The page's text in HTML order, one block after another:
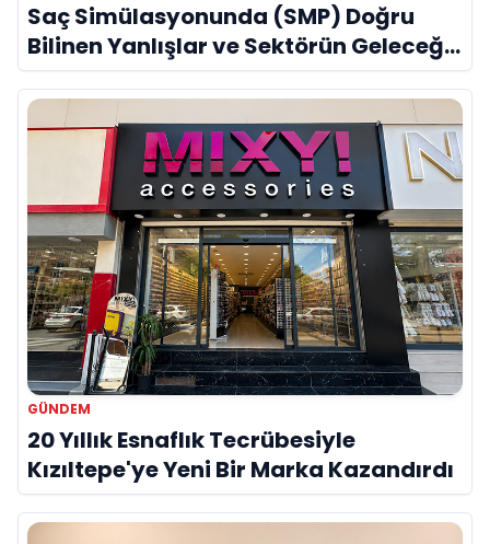
Saç Simülasyonunda (SMP) Doğru
Bilinen Yanlışlar ve Sektörün Geleceği:
Onur Akdeniz ile Özel Röportaj
GÜNDEM
20 Yıllık Esnaflık Tecrübesiyle
Kızıltepe'ye Yeni Bir Marka Kazandırdı